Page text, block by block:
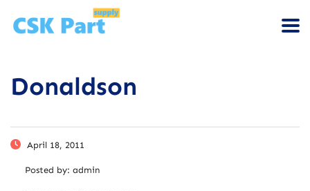
Donaldson
April 18, 2011
Posted by: admin